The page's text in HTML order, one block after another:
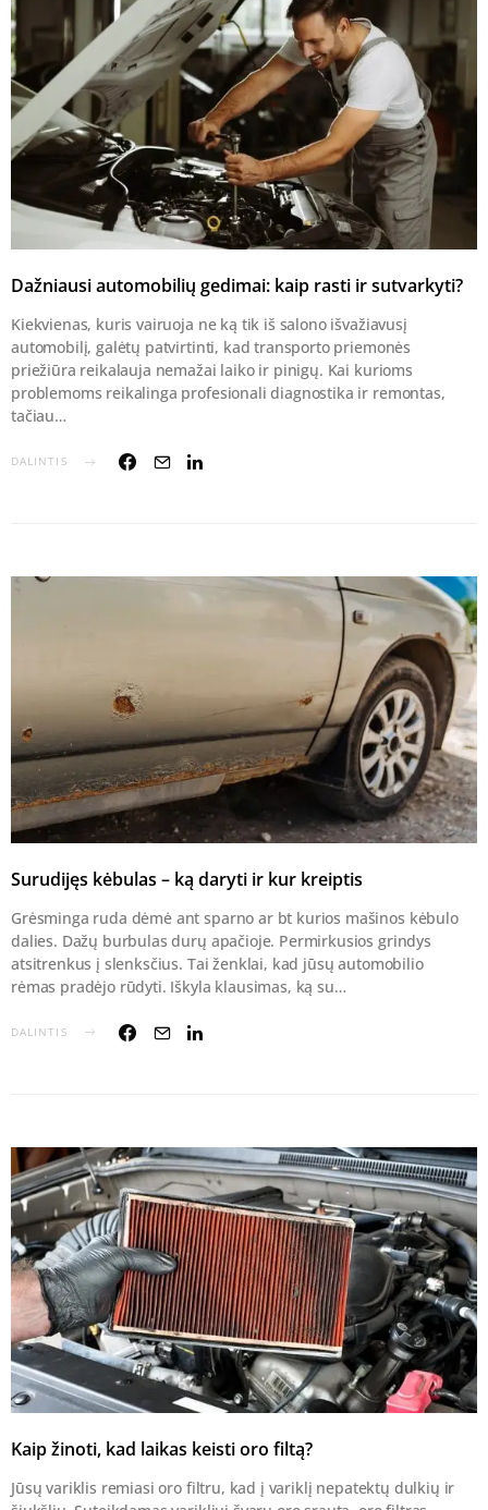
Dažniausi automobilių gedimai: kaip rasti ir sutvarkyti?
Kiekvienas, kuris vairuoja ne ką tik iš salono išvažiavusį
automobilį, galėtų patvirtinti, kad transporto priemonės
priežiūra reikalauja nemažai laiko ir pinigų. Kai kurioms
problemoms reikalinga profesionali diagnostika ir remontas,
tačiau…
DALINTIS
Surudijęs kėbulas – ką daryti ir kur kreiptis
Grėsminga ruda dėmė ant sparno ar bt kurios mašinos kėbulo
dalies. Dažų burbulas durų apačioje. Permirkusios grindys
atsitrenkus į slenksčius. Tai ženklai, kad jūsų automobilio
rėmas pradėjo rūdyti. Iškyla klausimas, ką su…
DALINTIS
Kaip žinoti, kad laikas keisti oro filtą?
Jūsų variklis remiasi oro filtru, kad į variklį nepatektų dulkių ir